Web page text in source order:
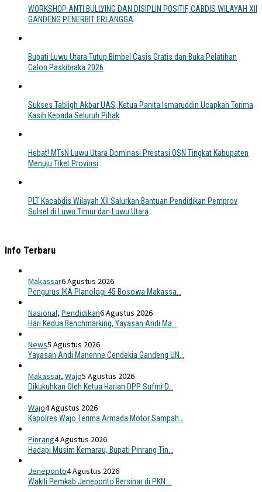
WORKSHOP ANTI BULLYING DAN DISIPLIN POSITIF, CABDIS WILAYAH XII
GANDENG PENERBIT ERLANGGA
Bupati Luwu Utara Tutup Bimbel Casis Gratis dan Buka Pelatihan
Calon Paskibraka 2026
Sukses Tabligh Akbar UAS, Ketua Panita Ismaruddin Ucapkan Terima
Kasih Kepada Seluruh Pihak
Hebat! MTsN Luwu Utara Dominasi Prestasi OSN Tingkat Kabupaten
Menuju Tiket Provinsi
PLT Kacabdis Wilayah XII Salurkan Bantuan Pendidikan Pemprov
Sulsel di Luwu Timur dan Luwu Utara
Info Terbaru
Makassar6 Agustus 2026
Pengurus IKA Planologi 45 Bosowa Makassa…
Nasional, Pendidikan6 Agustus 2026
Hari Kedua Benchmarking, Yayasan Andi Ma…
News5 Agustus 2026
Yayasan Andi Manenne Cendekia Gandeng UN…
Makassar, Wajo5 Agustus 2026
Dikukuhkan Oleh Ketua Harian DPP Sufmi D…
Wajo4 Agustus 2026
Kapolres Wajo Terima Armada Motor Sampah…
Pinrang4 Agustus 2026
Hadapi Musim Kemarau, Bupati Pinrang Tin…
Jeneponto4 Agustus 2026
Wakili Pemkab Jeneponto Bersinar di PKN …